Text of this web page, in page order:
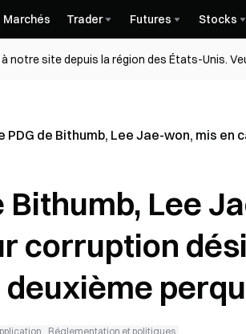
Marchés Trader Futures Stocks
notre site depuis la région des États-Unis.
PDG de Bithumb, Lee Jae-won, mis
Bithumb, Lee
corruption
Réglementation et politiques